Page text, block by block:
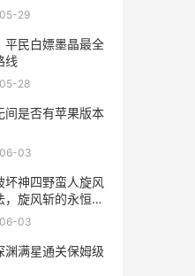
29
平民白嫖墨晶最全
线
28
间是否有苹果版本
03
坏神四野蛮人旋风
，旋风斩的永恒魅
03
渊满星通关保姆级